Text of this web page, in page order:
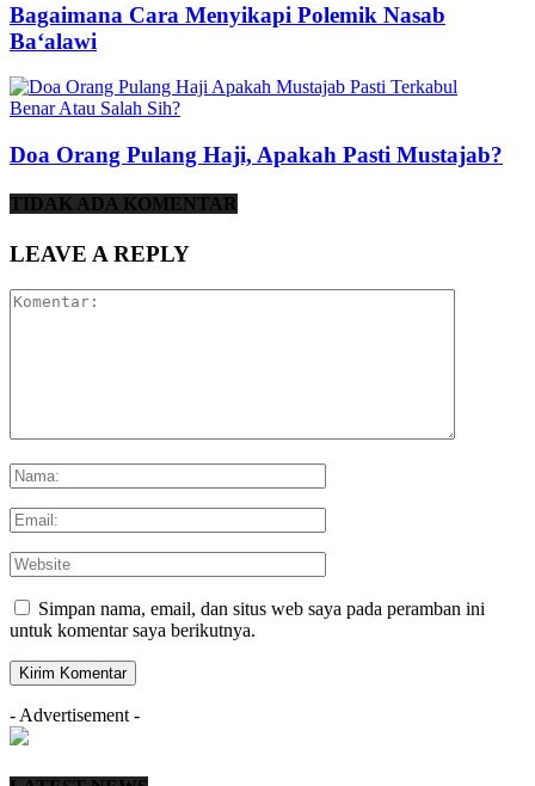
Bagaimana Cara Menyikapi Polemik Nasab
Ba‘alawi
Benar Atau Salah Sih?
Doa Orang Pulang Haji, Apakah Pasti Mustajab?
TIDAK ADA KOMENTAR
LEAVE A REPLY
Simpan nama, email, dan situs web saya pada peramban ini
untuk komentar saya berikutnya.
- Advertisement -